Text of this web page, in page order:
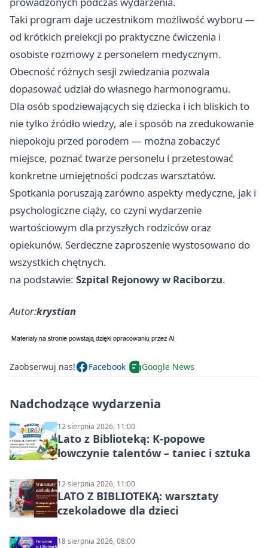
Taki program daje uczestnikom możliwość wyboru —
od krótkich prelekcji po praktyczne ćwiczenia i
osobiste rozmowy z personelem medycznym.
Obecność różnych sesji zwiedzania pozwala
dopasować udział do własnego harmonogramu.
Dla osób spodziewających się dziecka i ich bliskich to
nie tylko źródło wiedzy, ale i sposób na zredukowanie
niepokoju przed porodem — można zobaczyć
miejsce, poznać twarze personelu i przetestować
konkretne umiejętności podczas warsztatów.
Spotkania poruszają zarówno aspekty medyczne, jak i
psychologiczne ciąży, co czyni wydarzenie
wartościowym dla przyszłych rodziców oraz
opiekunów. Serdeczne zaproszenie wystosowano do
wszystkich chętnych.
na podstawie: Szpital Rejonowy w Raciborzu.
Autor:krystian
Zaobserwuj nas! Facebook Google News
Nadchodzące wydarzenia
12 sierpnia 2026, 11:00
Lato z Biblioteką: K-popowe
łowczynie talentów – taniec i sztuka
12 sierpnia 2026, 11:00
LATO Z BIBLIOTEKĄ: warsztaty
czekoladowe dla dzieci
18 sierpnia 2026, 08:00